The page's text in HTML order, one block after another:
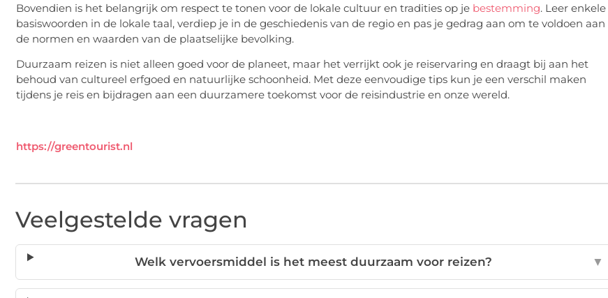
Bovendien is het belangrijk om respect te tonen voor de lokale cultuur en tradities op je bestemming. Leer enkele
basiswoorden in de lokale taal, verdiep je in de geschiedenis van de regio en pas je gedrag aan om te voldoen aan
de normen en waarden van de plaatselijke bevolking.
Duurzaam reizen is niet alleen goed voor de planeet, maar het verrijkt ook je reiservaring en draagt bij aan het
behoud van cultureel erfgoed en natuurlijke schoonheid. Met deze eenvoudige tips kun je een verschil maken
tijdens je reis en bijdragen aan een duurzamere toekomst voor de reisindustrie en onze wereld.
https://greentourist.nl
Veelgestelde vragen
Welk vervoersmiddel is het meest duurzaam voor reizen? ▼